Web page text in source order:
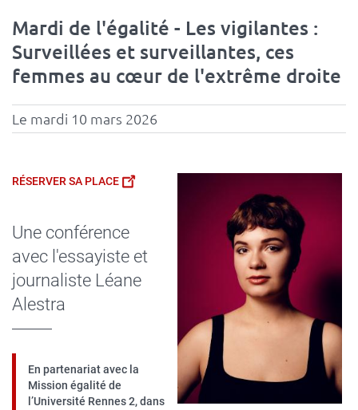
Mardi de l'égalité - Les vigilantes :
Surveillées et surveillantes, ces
femmes au cœur de l'extrême droite
Le mardi 10 mars 2026
Contenu
de
paragraphes
RÉSERVER SA PLACE
Une conférence
avec l'essayiste et
journaliste Léane
Alestra
En partenariat avec la
Mission égalité de
l’Université Rennes 2, dans